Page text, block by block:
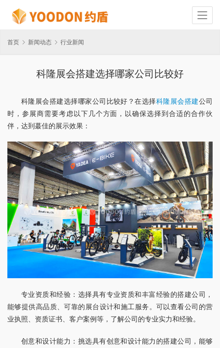
首页 新闻动态 行业新闻
科隆展会搭建选择哪家公司比较好
科隆展会搭建选择哪家公司比较好？在选择科隆展会搭建公司
时，参展商需要考虑以下几个方面，以确保选择到合适的合作伙
伴，达到蕞佳的展示效果：
专业资质和经验：选择具有专业资质和丰富经验的搭建公司，
能够提供高品质、可靠的展台设计和施工服务。可以查看公司的营
业执照、资质证书、客户案例等，了解公司的专业实力和经验。
创意和设计能力：挑选具有创意和设计能力的搭建公司，能够